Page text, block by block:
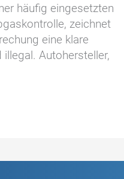
häufig eingesetzten
zeichnet
eine klare
illegal. Autohersteller,